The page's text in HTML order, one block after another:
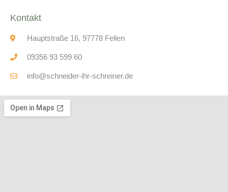
Kontakt
Hauptstraße 16, 97778 Fellen
09356 93 599 60
info@schneider-ihr-schreiner.de